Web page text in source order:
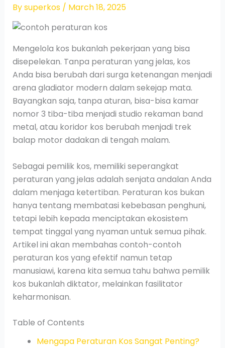
Bysuperkos / March 18, 2025
Mengelola kos bukanlah pekerjaan yang bisa
disepelekan. Tanpa peraturan yang jelas, kos
Anda bisa berubah dari surga ketenangan menjadi
arena gladiator modern dalam sekejap mata.
Bayangkan saja, tanpa aturan, bisa-bisa kamar
nomor 3 tiba-tiba menjadi studio rekaman band
metal, atau koridor kos berubah menjadi trek
balap motor dadakan di tengah malam.
Sebagai pemilik kos, memiliki seperangkat
peraturan yang jelas adalah senjata andalan Anda
dalam menjaga ketertiban. Peraturan kos bukan
hanya tentang membatasi kebebasan penghuni,
tetapi lebih kepada menciptakan ekosistem
tempat tinggal yang nyaman untuk semua pihak.
Artikel ini akan membahas contoh-contoh
peraturan kos yang efektif namun tetap
manusiawi, karena kita semua tahu bahwa pemilik
kos bukanlah diktator, melainkan fasilitator
keharmonisan.
Table of Contents
Mengapa Peraturan Kos Sangat Penting?